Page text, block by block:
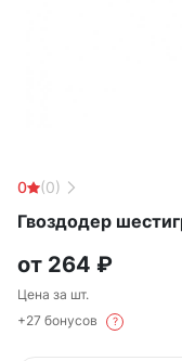
0 (0)
Гвоздодер
от 264 ₽
Цена за шт.
+27 бонусов
?